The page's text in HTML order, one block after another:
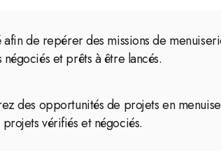
de repérer des missions de
et prêts à être lancés.
des opportunités de projets en
vérifiés et négociés.